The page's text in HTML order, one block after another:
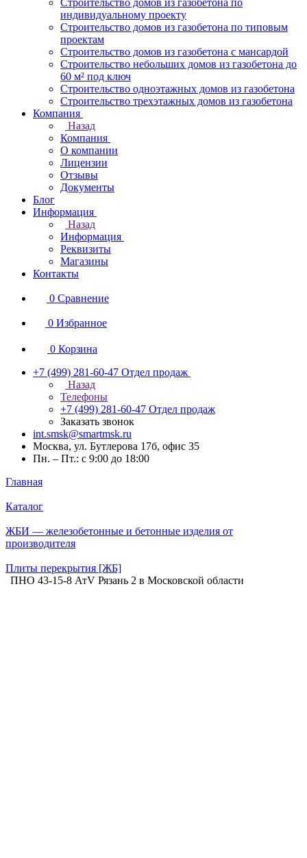
Строительство домов из газобетона по
индивидуальному проекту
Строительство домов из газобетона по типовым
проектам
Строительство домов из газобетона с мансардой
Строительство небольших домов из газобетона до
60 м² под ключ
Строительство одноэтажных домов из газобетона
Строительство трехэтажных домов из газобетона
Компания
Назад
Компания
О компании
Лицензии
Отзывы
Документы
Блог
Информация
Назад
Информация
Реквизиты
Магазины
Контакты
0 Сравнение
0 Избранное
0 Корзина
+7 (499) 281-60-47 Отдел продаж
Назад
Телефоны
+7 (499) 281-60-47 Отдел продаж
Заказать звонок
int.smsk@smartmsk.ru
Москва, ул. Бутлерова 17б, офис 35
Пн. – Пт.: с 9:00 до 18:00
Главная
Каталог
ЖБИ — железобетонные и бетонные изделия от
производителя
Плиты перекрытия [ЖБ]
ПНО 43-15-8 АтV Рязань 2 в Московской области